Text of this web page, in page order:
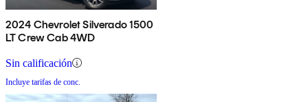
2024 Chevrolet Silverado 1500
LT Crew Cab 4WD
Sin calificación
Incluye tarifas de conc.